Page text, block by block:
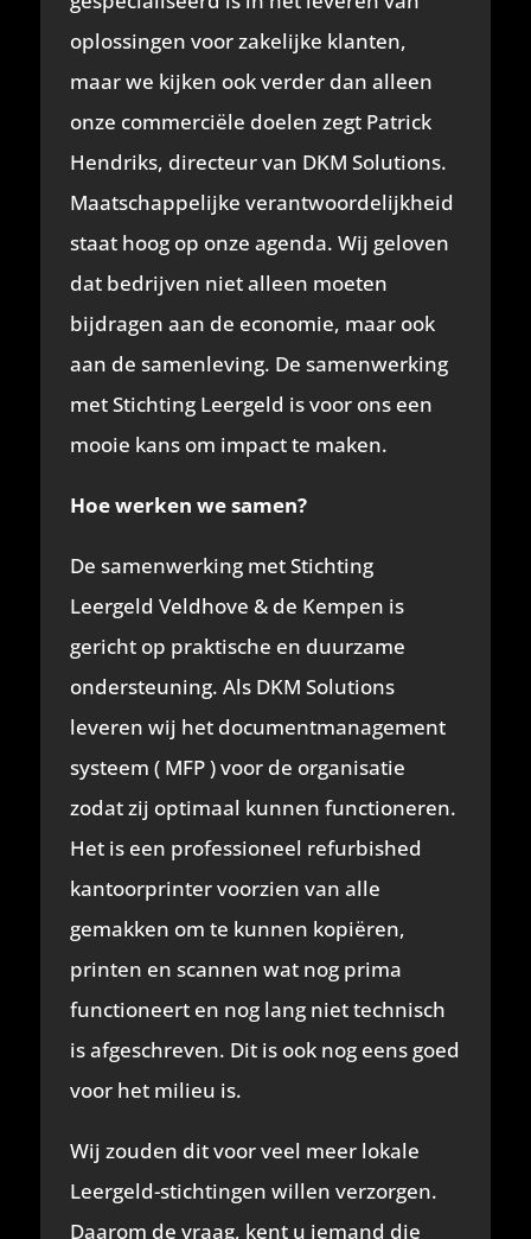
oplossingen voor zakelijke klanten,
maar we kijken ook verder dan alleen
onze commerciële doelen zegt Patrick
Hendriks, directeur van DKM Solutions.
Maatschappelijke verantwoordelijkheid
staat hoog op onze agenda. Wij geloven
dat bedrijven niet alleen moeten
bijdragen aan de economie, maar ook
aan de samenleving. De samenwerking
met Stichting Leergeld is voor ons een
mooie kans om impact te maken.
Hoe werken we samen?
De samenwerking met Stichting
Leergeld Veldhove & de Kempen is
gericht op praktische en duurzame
ondersteuning. Als DKM Solutions
leveren wij het documentmanagement
systeem ( MFP ) voor de organisatie
zodat zij optimaal kunnen functioneren.
Het is een professioneel refurbished
kantoorprinter voorzien van alle
gemakken om te kunnen kopiëren,
printen en scannen wat nog prima
functioneert en nog lang niet technisch
is afgeschreven. Dit is ook nog eens goed
voor het milieu is.
Wij zouden dit voor veel meer lokale
Leergeld-stichtingen willen verzorgen.
Daarom de vraag, kent u iemand die